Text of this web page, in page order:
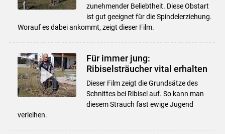
zunehmender Beliebtheit. Diese Obstart
ist gut geeignet für die Spindelerziehung.
Worauf es dabei ankommt, zeigt dieser Film.
Für immer jung:
Ribiselsträucher vital erhalten
Dieser Film zeigt die Grundsätze des
Schnittes bei Ribisel auf. So kann man
diesem Strauch fast ewige Jugend
verleihen.